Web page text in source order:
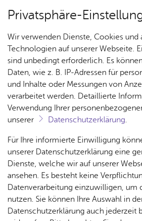
Über­sicht Bür­ger & Stadt
Rat­
haus &
Bür­
ger­
ser­vice
Rat­
häu­ser
Nach­
rich­
ten,
Vi­de­os
& Bil­
der
Me­di­
Jobs
Stel­
len­an­
ge­bo­te
Aus­bil­
dung &
Stu­di­
&
Ar­chiv
Ter­min spei­chern
Vor­le­sen
film und
Sonn­tag, 14. Sep­tem­ber
Jährlich veranstaltet das Kulturbüro
Privatsphäre-
Wir verwenden Dienste, Cookies und
Technologien auf unserer Webseite.
sind unbedingt erforderlich. Es
Daten, wie z. B. IP-Adressen für
und Inhalte oder Messungen von
verarbeitet werden. Detaillierte
Verwendung Ihrer
unserer
Datenschutzerklärung.
Für Ihre informierte Einwilligung
unserer Datenschutzerklärung eine
Dienste, welche wir auf unserer
ansehen. Es besteht keine
Datenverarbeitung einzuwilligen, um
nutzen. Sie können Ihre Auswahl in
Datenschutzerklärung auch jederzeit